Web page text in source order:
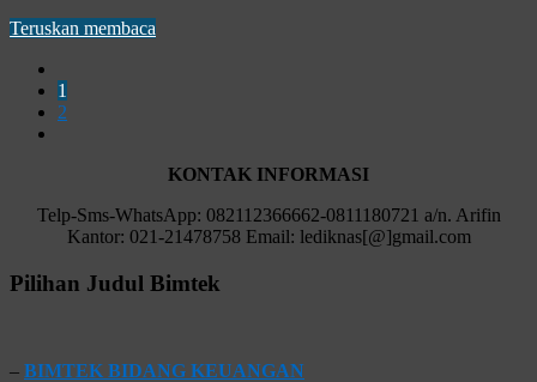
Teruskan membaca
1
2
KONTAK INFORMASI
Telp-Sms-WhatsApp: 082112366662-0811180721 a/n. Arifin
Kantor: 021-21478758 Email: lediknas[@]gmail.com
Pilihan Judul Bimtek
– BIMTEK BIDANG KEUANGAN